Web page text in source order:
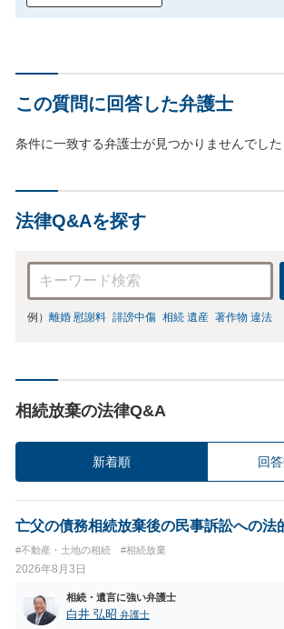
この質問に回答した弁護士
条件に一致する弁護士が見つかりませんでした
法律Q&Aを探す
例） 離婚 慰謝料 誹謗中傷 相続 遺産 著作物 違法
相続放棄の法律Q&A
新着順 回
亡父の債務相続放棄後の民事訴訟への法
#不動産・土地の相続 #相続放棄
2026年8月3日
相続・遺言に強い弁護士
白井 弘昭 弁護士